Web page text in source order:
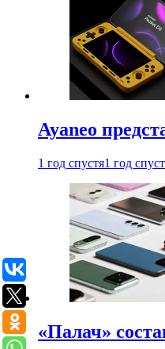
Ayaneo
1 год спустя1 год
«Палач»